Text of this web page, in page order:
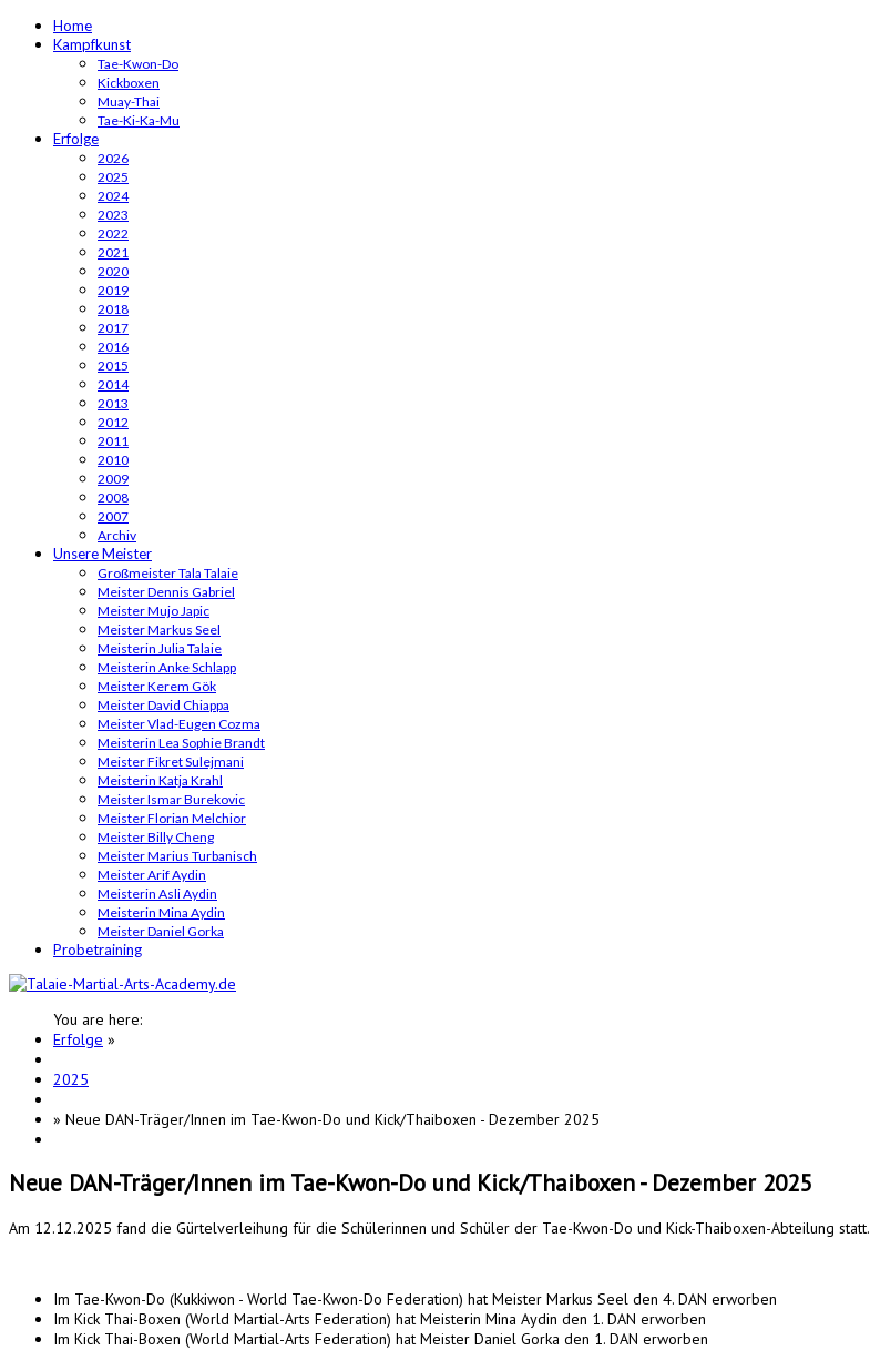
Home
Kampfkunst
Tae-Kwon-Do
Kickboxen
Muay-Thai
Tae-Ki-Ka-Mu
Erfolge
2026
2025
2024
2023
2022
2021
2020
2019
2018
2017
2016
2015
2014
2013
2012
2011
2010
2009
2008
2007
Archiv
Unsere Meister
Großmeister Tala Talaie
Meister Dennis Gabriel
Meister Mujo Japic
Meister Markus Seel
Meisterin Julia Talaie
Meisterin Anke Schlapp
Meister Kerem Gök
Meister David Chiappa
Meister Vlad-Eugen Cozma
Meisterin Lea Sophie Brandt
Meister Fikret Sulejmani
Meisterin Katja Krahl
Meister Ismar Burekovic
Meister Florian Melchior
Meister Billy Cheng
Meister Marius Turbanisch
Meister Arif Aydin
Meisterin Asli Aydin
Meisterin Mina Aydin
Meister Daniel Gorka
Probetraining
You are here:
Erfolge »
2025
» Neue DAN-Träger/Innen im Tae-Kwon-Do und Kick/Thaiboxen - Dezember 2025
Neue DAN-Träger/Innen im Tae-Kwon-Do und Kick/Thaiboxen - Dezember 2025
Am 12.12.2025 fand die Gürtelverleihung für die Schülerinnen und Schüler der Tae-Kwon-Do und Kick-Thaiboxen-Abteilung statt.
Im Tae-Kwon-Do (Kukkiwon - World Tae-Kwon-Do Federation) hat Meister Markus Seel den 4. DAN erworben
Im Kick Thai-Boxen (World Martial-Arts Federation) hat Meisterin Mina Aydin den 1. DAN erworben
Im Kick Thai-Boxen (World Martial-Arts Federation) hat Meister Daniel Gorka den 1. DAN erworben